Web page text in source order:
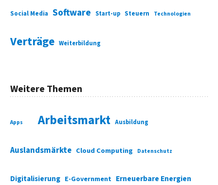
Social Media Software Start-up Steuern Technologien
Verträge Weiterbildung
Weitere Themen
Apps Arbeitsmarkt Ausbildung
Auslandsmärkte Cloud Computing Datenschutz
Digitalisierung E-Government Erneuerbare Energien